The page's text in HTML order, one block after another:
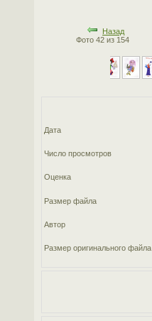
Назад
Фото 42 из 154
Дата
Число просмотров
Оценка
Размер файла
Автор
Размер оригинального файла